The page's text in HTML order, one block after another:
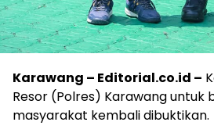
Karawang – Editorial.co.id –
Resor (Polres) Karawang untuk
masyarakat kembali dibuktikan.